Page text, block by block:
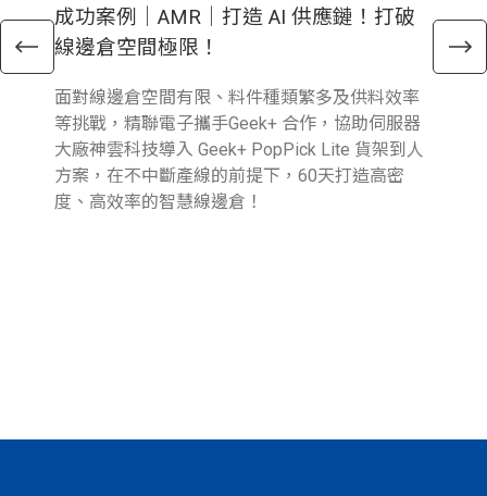
成功案例｜AMR｜打造 AI 供應鏈！打破
線邊倉空間極限！
面對線邊倉空間有限、料件種類繁多及供料效率
等挑戰，精聯電子攜手Geek+ 合作，協助伺服器
大廠神雲科技導入 Geek+ PopPick Lite 貨架到人
方案，在不中斷產線的前提下，60天打造高密
度、高效率的智慧線邊倉！
電
倉